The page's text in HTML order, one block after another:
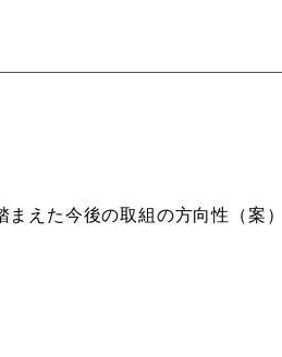
まえた今後の取組の方向性（案